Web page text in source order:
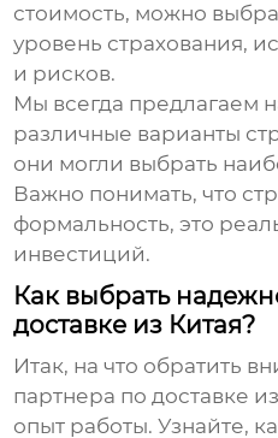
стоимость, можно
уровень страхования,
и рисков.
Мы всегда предлагаем
различные варианты
они могли выбрать
Важно понимать, что
формальность, это
инвестиций.
Как выбрать
доставке из Китая?
Итак, на что обратить
партнера по доставке
опыт работы. Узнайте,